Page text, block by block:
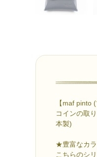
【maf pinto
コインの取
本製)
★豊富なカ
こちらのシ